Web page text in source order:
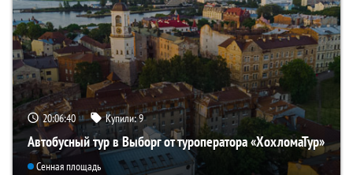
20:06:39 Купили:9
Автобусный тур в Выборг от туроператора «ХохломаТур»
Сенная площадь